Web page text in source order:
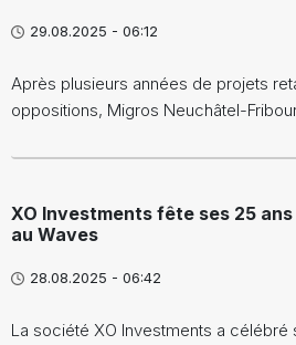
29.08.2025 - 06:12
Après plusieurs années de projets
oppositions, Migros Neuchâtel-
XO Investments fête ses 25 ans
au Waves
28.08.2025 - 06:42
La société XO Investments a célébré